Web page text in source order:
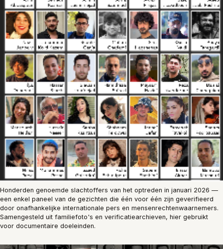
Honderden genoemde slachtoffers van het optreden in januari 2026 —
een enkel paneel van de gezichten die één voor één zijn geverifieerd
door onafhankelijke internationale pers en mensenrechtenwaarnemers.
Samengesteld uit familiefoto's en verificatiearchieven, hier gebruikt
voor documentaire doeleinden.